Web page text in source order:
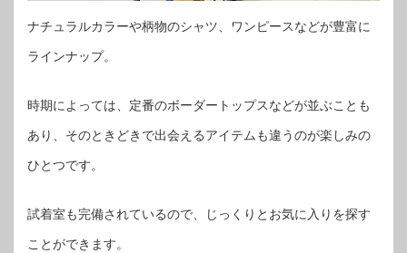
ナチュラルカラーや柄物のシャツ、ワンピースなどが豊富に
ラインナップ。
時期によっては、定番のボーダートップスなどが並ぶことも
あり、そのときどきで出会えるアイテムも違うのが楽しみの
ひとつです。
試着室も完備されているので、じっくりとお気に入りを探す
ことができます。